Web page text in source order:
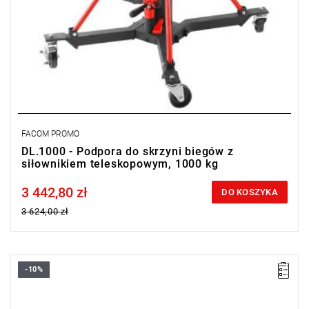
FACOM PROMO
DL.1000 - Podpora do skrzyni biegów z
siłownikiem teleskopowym, 1000 kg
Price tax included
3 442,80 zł
3 624,00 zł
DO KOSZYKA
• Waga: 4 kg
-10%